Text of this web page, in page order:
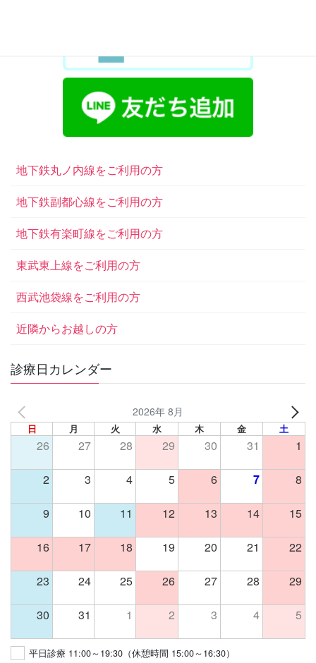
地下鉄丸ノ内線をご利用の方
地下鉄副都心線をご利用の方
地下鉄有楽町線をご利用の方
東武東上線をご利用の方
西武池袋線をご利用の方
近隣からお越しの方
診療日カレンダー
2026年 8月
日 月 火 水 木 金 土
26 27 28 29 30 31 1
2 3 4 5 6 7 8
9 10 11 12 13 14 15
16 17 18 19 20 21 22
23 24 25 26 27 28 29
30 31 1 2 3 4 5
平日診療 11:00～19:30（休憩時間 15:00～16:30）